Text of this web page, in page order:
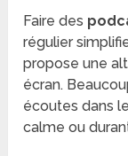
Faire des
régulier
propose une
écran.
écoutes dans
calme ou